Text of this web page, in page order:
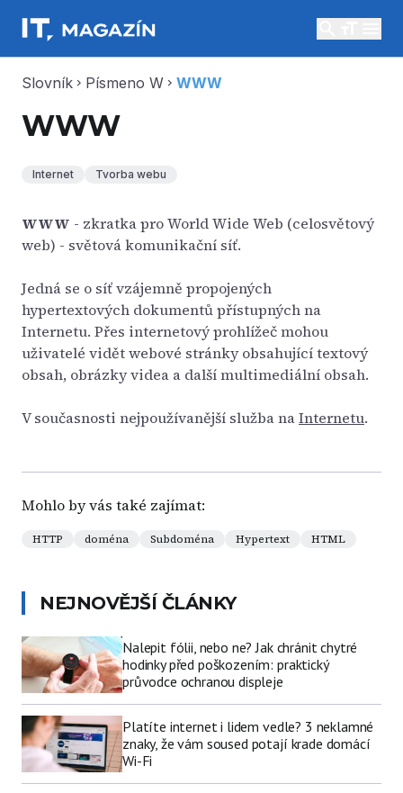
Slovník chevron_right Písmeno W chevron_right WWW
WWW
Internet Tvorba webu
WWW - zkratka pro World Wide Web (celosvětový
web) - světová komunikační síť.
Jedná se o síť vzájemně propojených
hypertextových dokumentů přístupných na
Internetu. Přes internetový prohlížeč mohou
uživatelé vidět webové stránky obsahující textový
obsah, obrázky videa a další multimediální obsah.
V současnosti nejpoužívanější služba naInternetu.
Mohlo by vás také zajímat:
HTTP doména Subdoména Hypertext HTML
NEJNOVĚJŠÍ ČLÁNKY
Nalepit fólii, nebo ne? Jak chránit chytré
hodinky před poškozením: praktický
průvodce ochranou displeje
Platíte internet i lidem vedle? 3 neklamné
znaky, že vám soused potají krade domácí
Wi-Fi